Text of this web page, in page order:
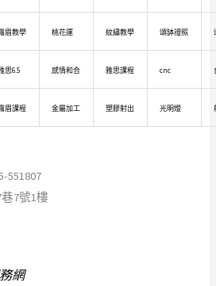
眉教學 桃花運 紋繡教學 頌缽證照
思6.5 感情和合 雅思課程 cnc
眉課程 金屬加工 塑膠射出 光明燈
551807
7號1樓
網